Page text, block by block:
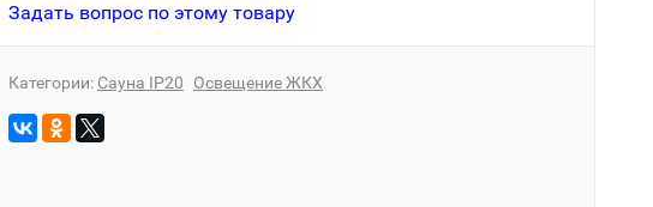
Задать вопрос по этому товару
Категории: Сауна IP20 Освещение ЖКХ